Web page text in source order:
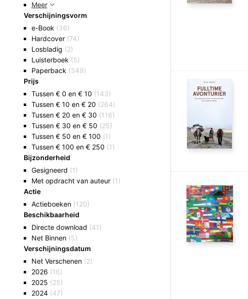
Meer
Verschijningsvorm
e-Book (36)
Hardcover (74)
Losbladig (2)
Luisterboek (5)
Paperback (349)
Prijs
Tussen € 0 en € 10 (143)
Tussen € 10 en € 20 (264)
Tussen € 20 en € 30 (116)
Tussen € 30 en € 50 (25)
Tussen € 50 en € 100 (1)
Tussen € 100 en € 250 (1)
Bijzonderheid
Gesigneerd (1)
Met opdracht van auteur (1)
Actie
Actieboeken (120)
Beschikbaarheid
Directe download (41)
Net Binnen (5)
Verschijningsdatum
Net Verschenen (2)
2026 (16)
2025 (25)
2024 (47)